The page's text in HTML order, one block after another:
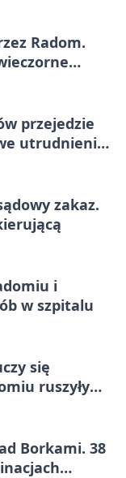
Radom.
przejedzie
utrudnienia
zakaz.
i
w szpitalu
się
ruszyły
Borkami. 38